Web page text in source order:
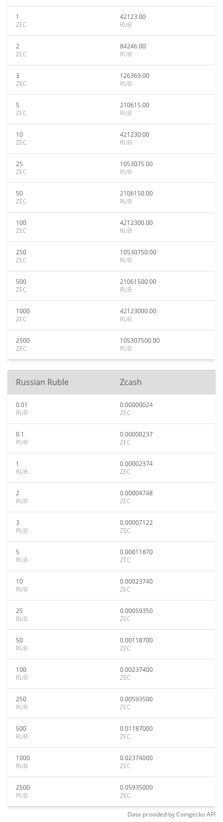
1
ZEC
42123.00
RUB
2
ZEC
84246.00
RUB
3
ZEC
126369.00
RUB
5
ZEC
210615.00
RUB
10
ZEC
421230.00
RUB
25
ZEC
1053075.00
RUB
50
ZEC
2106150.00
RUB
100
ZEC
4212300.00
RUB
250
ZEC
10530750.00
RUB
500
ZEC
21061500.00
RUB
1000
ZEC
42123000.00
RUB
2500
ZEC
105307500.00
RUB
Russian Ruble Zcash
0.01
RUB
0.00000024
ZEC
0.1
RUB
0.00000237
ZEC
1
RUB
0.00002374
ZEC
2
RUB
0.00004748
ZEC
3
RUB
0.00007122
ZEC
5
RUB
0.00011870
ZEC
10
RUB
0.00023740
ZEC
25
RUB
0.00059350
ZEC
50
RUB
0.00118700
ZEC
100
RUB
0.00237400
ZEC
250
RUB
0.00593500
ZEC
500
RUB
0.01187000
ZEC
1000
RUB
0.02374000
ZEC
2500
RUB
0.05935000
ZEC
Data provided byCoingeckoAPI